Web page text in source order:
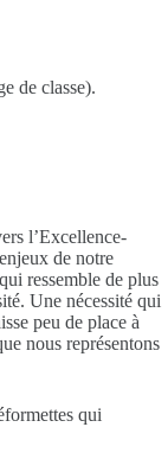
de classe).
l’Excellence-
de notre
ressemble de plus
Une nécessité qui
peu de place à
nous représentons
qui